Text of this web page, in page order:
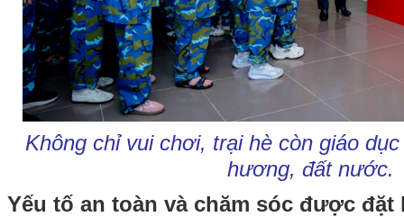
Không chỉ vui chơi, trại hè còn giáo
hương, đất nước.
Yếu tố an toàn và chăm sóc được đặt